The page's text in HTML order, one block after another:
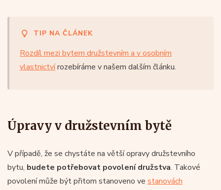
TIP NA ČLÁNEK
Rozdíl mezi bytem družstevním a v osobním
vlastnictvírozebíráme v našem dalším článku.
Úpravy v družstevním bytě
V případě, že se chystáte na větší opravy družstevního
bytu, budete potřebovat povolení družstva. Takové
povolení může být přitom stanoveno ve stanovách